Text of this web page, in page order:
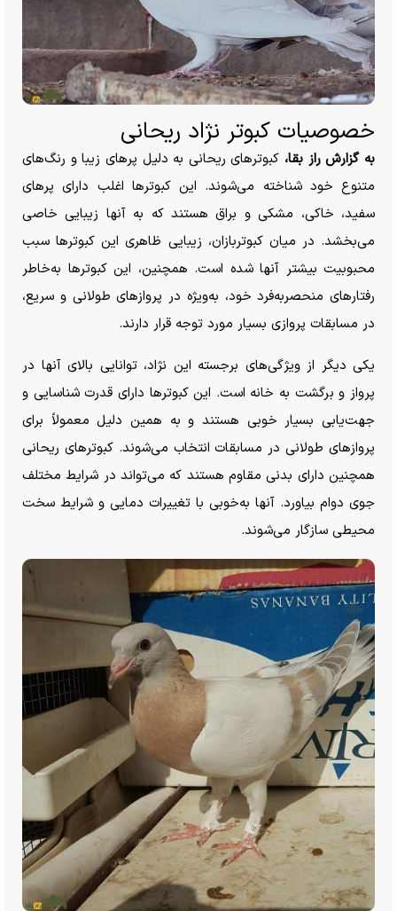
خصوصیات کبوتر نژاد ریحانی
به گزارش راز بقا، کبوتر‌های ریحانی به دلیل پر‌های زیبا و رنگ‌های
متنوع خود شناخته می‌شوند. این کبوتر‌ها اغلب دارای پر‌های
سفید، خاکی، مشکی و براق هستند که به آنها زیبایی خاصی
می‌بخشد. در میان کبوتربازان، زیبایی ظاهری این کبوتر‌ها سبب
محبوبیت بیشتر آنها شده است. همچنین، این کبوتر‌ها به‌خاطر
رفتار‌های منحصر‌به‌فرد خود، به‌ویژه در پرواز‌های طولانی و سریع،
در مسابقات پروازی بسیار مورد توجه قرار دارند.
یکی دیگر از ویژگی‌های برجسته این نژاد، توانایی بالای آنها در
پرواز و برگشت به خانه است. این کبوتر‌ها دارای قدرت شناسایی و
جهت‌یابی بسیار خوبی هستند و به همین دلیل معمولاً برای
پرواز‌های طولانی در مسابقات انتخاب می‌شوند. کبوتر‌های ریحانی
همچنین دارای بدنی مقاوم هستند که می‌تواند در شرایط مختلف
جوی دوام بیاورد. آنها به‌خوبی با تغییرات دمایی و شرایط سخت
محیطی سازگار می‌شوند.